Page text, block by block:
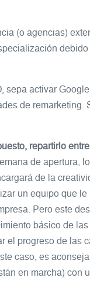
(o agencias)
activar
de
repartirlo
de apertura,
de la
un equipo que
Pero este
básico de
el progreso de las
caso, es
en marcha) con